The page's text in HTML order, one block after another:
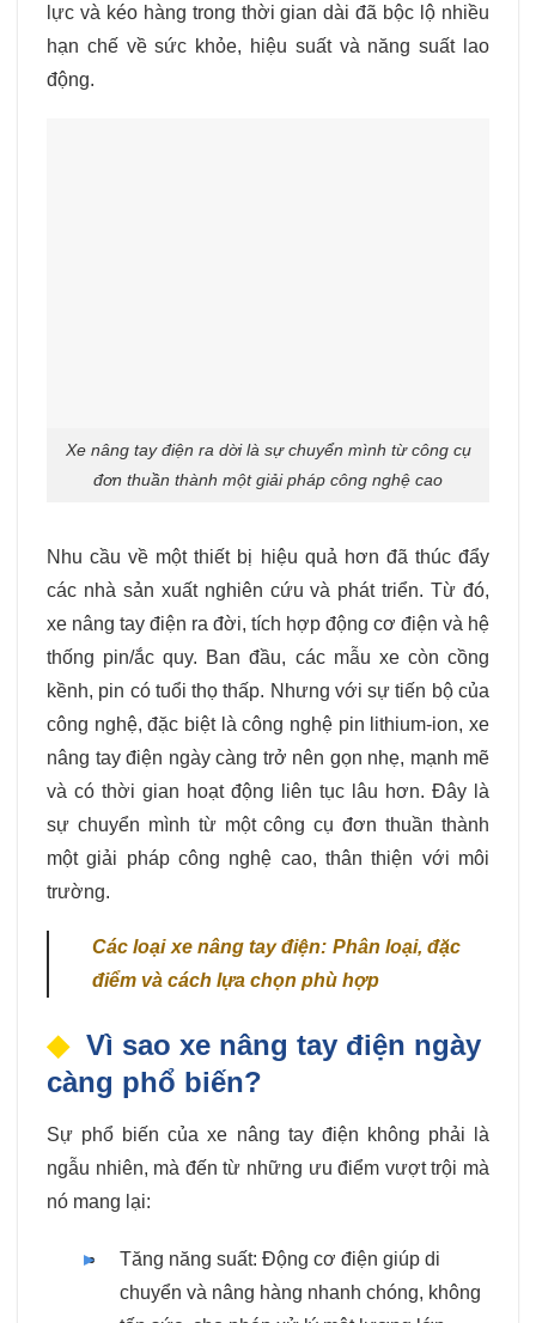
lực và kéo hàng trong thời gian dài đã bộc lộ nhiều
hạn chế về sức khỏe, hiệu suất và năng suất lao
động.
Xe nâng tay điện ra dời là sự chuyển mình từ công cụ
đơn thuần thành một giải pháp công nghệ cao
Nhu cầu về một thiết bị hiệu quả hơn đã thúc đẩy
các nhà sản xuất nghiên cứu và phát triển. Từ đó,
xe nâng tay điện ra đời, tích hợp động cơ điện và hệ
thống pin/ắc quy. Ban đầu, các mẫu xe còn cồng
kềnh, pin có tuổi thọ thấp. Nhưng với sự tiến bộ của
công nghệ, đặc biệt là công nghệ pin lithium-ion, xe
nâng tay điện ngày càng trở nên gọn nhẹ, mạnh mẽ
và có thời gian hoạt động liên tục lâu hơn. Đây là
sự chuyển mình từ một công cụ đơn thuần thành
một giải pháp công nghệ cao, thân thiện với môi
trường.
Các loại xe nâng tay điện: Phân loại, đặc
điểm và cách lựa chọn phù hợp
Vì sao xe nâng tay điện ngày
càng phổ biến?
Sự phổ biến của xe nâng tay điện không phải là
ngẫu nhiên, mà đến từ những ưu điểm vượt trội mà
nó mang lại:
Tăng năng suất: Động cơ điện giúp di
chuyển và nâng hàng nhanh chóng, không